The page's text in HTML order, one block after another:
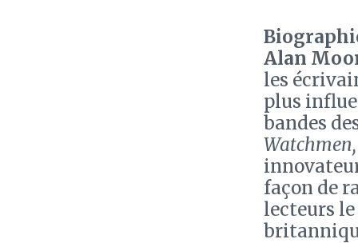
Alan
les
plus
bandes
façon de
lecteurs